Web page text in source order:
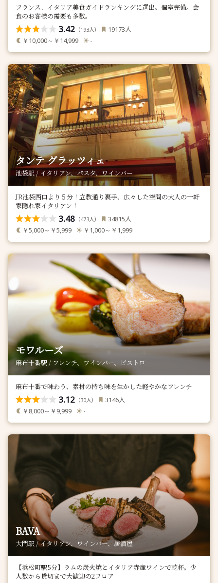
フランス、イタリア美食ガイドランキングに選出。個室完備。会
食のお客様の需要も多数。
3.42 （193人） 19173人
￥10,000～￥14,999 -
タンテ グラッツィェ
池袋駅 / イタリアン、パスタ、ワインバー
JR池袋西口より５分！立教通り裏手、広々した空間の大人の一軒
家隠れ家イタリアン！
3.48 （473人） 34815人
￥5,000～￥5,999 ￥1,000～￥1,999
モワルーズ
麻布十番駅 / フレンチ、ワインバー、ビストロ
麻布十番で味わう、素材の持ち味を生かした軽やかなフレンチ
3.12 （30人） 3146人
￥8,000～￥9,999 -
BAVA
大門駅 / イタリアン、ワインバー、居酒屋
【浜松町駅5分】ラムの炭火焼とイタリア赤産ワインで乾杯。少
人数から貸切まで大歓迎の2フロア